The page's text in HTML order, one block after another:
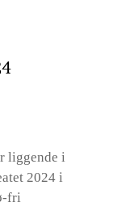
liggende i
2024 i
fri